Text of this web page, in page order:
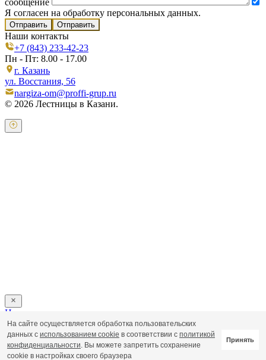
сообщение
Я согласен на обработку персональных данных.
Отправить
Наши контакты
+7 (843) 233-42-23
Пн - Пт: 8.00 - 17.00
г. Казань
ул. Восстания, 56
nargiza-om@proffi-grup.ru
© 2026 Лестницы в Казани.
Напишите нам
Пользовательское соглашение
Политика обработки персональных данных
На сайте осуществляется обработка пользовательских
данных с использованием cookie в соответствии с политикой
конфиденциальности. Вы можете запретить сохранение
cookie в настройках своего браузера
Принять